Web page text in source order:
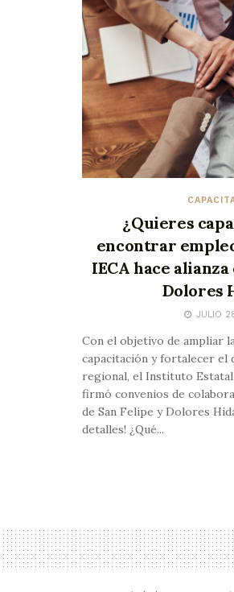
¿Quieres
encontrar
IECA hace
Dolores
JULIO
Con el objetivo de ampliar
capacitación y fortalecer el
regional, el Instituto Estatal
firmó convenios de
de San Felipe y Dolores
detalles! ¿Qué...